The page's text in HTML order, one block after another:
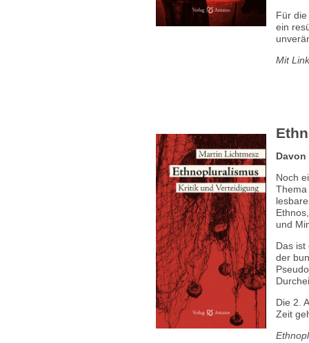
Für
ein
Mit
Noch
Thema
und
Das ist
der
Die 2.
Zeit